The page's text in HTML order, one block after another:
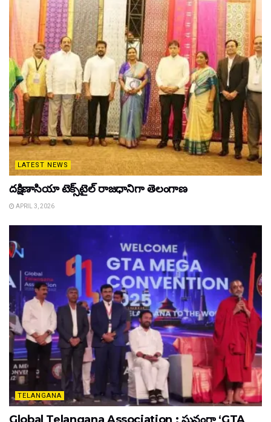
LATEST NEWS
దక్షిణాసియా టెక్స్‌టైల్ రాజధానిగా తెలంగాణ
APRIL 3, 2026
TELANGANA